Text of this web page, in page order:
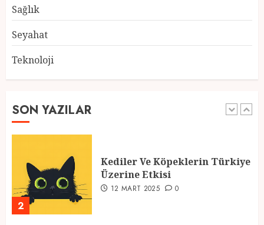
Sağlık
Seyahat
Teknoloji
SON YAZILAR
5
1
2025 En İyi Yaz Tatilleri
2
Kediler Ve Köpeklerin Türkiye
Üzerine Etkisi
12 MART 2025 0